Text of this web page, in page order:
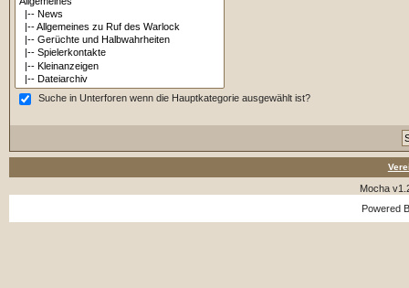
Suche in Unterforen wenn die Hauptkategorie ausgewählt ist?
Mocha
Powered